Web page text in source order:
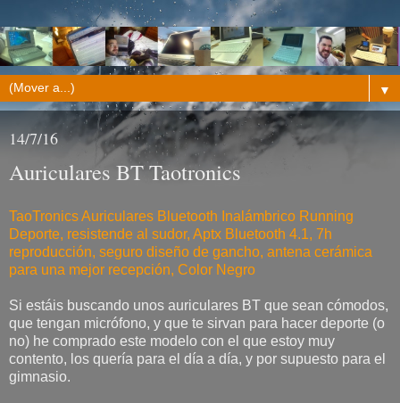
▼
14/7/16
Auriculares BT Taotronics
TaoTronics Auriculares Bluetooth Inalámbrico Running
Deporte, resistende al sudor, Aptx Bluetooth 4.1, 7h
reproducción, seguro diseño de gancho, antena cerámica
para una mejor recepción, Color Negro
Si estáis buscando unos auriculares BT que sean cómodos,
que tengan micrófono, y que te sirvan para hacer deporte (o
no) he comprado este modelo con el que estoy muy
contento, los quería para el día a día, y por supuesto para el
gimnasio.